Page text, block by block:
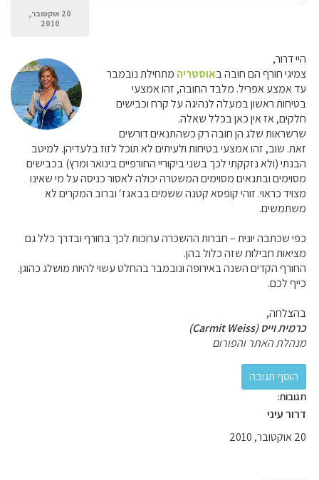
20 אוקטובר,
2010
היי דרור,
צמיגי חורף הם חובה באוסטריה מתחילת נובמבר
עד אמצע אפריל. מלבד החובה, זהו אמצעי
בטיחות ראשון במעלה לנהיגה על קרח וכבישים
חלקים, אז אין כאן בכלל שאלה.
שרשראות שלג הן חובה רק כשהתנאים דורשים
זאת. שוב, זהו אמצעי בטיחות ולעיתים לא תוכל לזוז בלעדיהן. למיטב
הבנתי (ולא נזקקתי לכך בשני ביקוריי החורפיים בינואר ומרץ) בכבישים
מסוימים ובתנאים מסוימים המשטרה יכולה לאסור כניסה על מי שאינו
מצויד כראוי. זוהי קופסא קטנה ששמים בבאגז′ וברוב המקרים לא
משתמשים.
כפי שכתבה יונית – חברות ההשכרה ערוכות לכך בחורף ובדרך כלל גם
מציאות חבילות שזה כלול בהן.
החורף הקדים השנה באירופה ונובמבר בהחלט עשוי להיות מושלג כהוגן.
כייף לכם.
בהצלחה,
כרמית וייס (Carmit Weiss)
מנהלת האתר והפורום
תגובות:
דרור עיני
20 אוקטובר, 2010